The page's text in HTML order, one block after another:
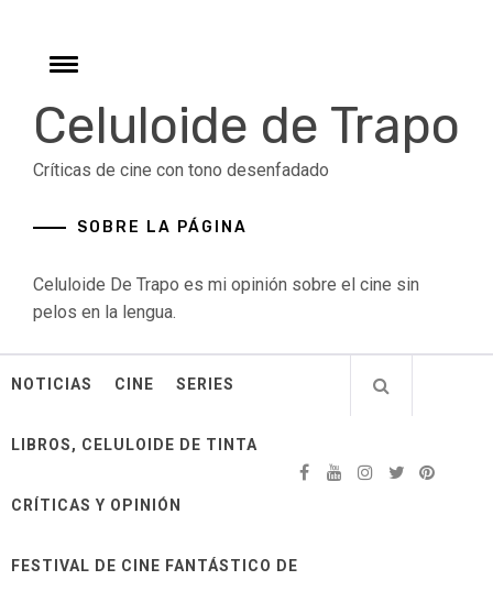
contentToggle
Celuloide de Trapo
Críticas de cine con tono desenfadado
SOBRE LA PÁGINA
Celuloide De Trapo es mi opinión sobre el cine sin
pelos en la lengua.
NOTICIAS CINE SERIES
LIBROS, CELULOIDE DE TINTA
CRÍTICAS Y OPINIÓN
FESTIVAL DE CINE FANTÁSTICO DE